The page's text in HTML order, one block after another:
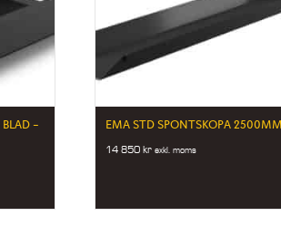
–
EMA STD SPONTSKOPA
14 850kr exkl. moms